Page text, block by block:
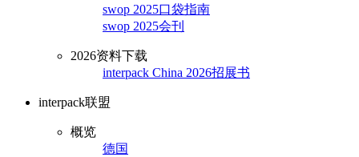
swop 2025口袋指南
swop 2025会刊
2026资料下载
interpack China 2026招展书
interpack联盟
概览
德国